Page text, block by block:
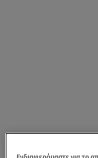
Οι εργασίες της